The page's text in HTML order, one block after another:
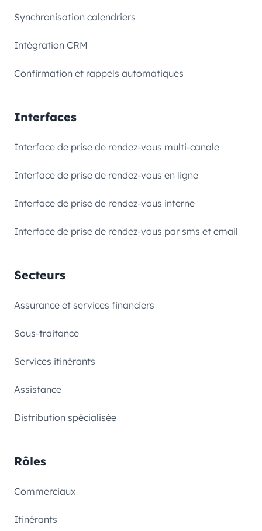
Synchronisation calendriers
Intégration CRM
Confirmation et rappels automatiques
Interfaces
Interface de prise de rendez-vous multi-canale
Interface de prise de rendez-vous en ligne
Interface de prise de rendez-vous interne
Interface de prise de rendez-vous par sms et email
Secteurs
Assurance et services financiers
Sous-traitance
Services itinérants
Assistance
Distribution spécialisée
Rôles
Commerciaux
Itinérants